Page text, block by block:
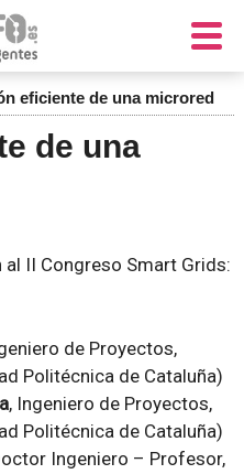
eficiente de una microred
de una
II Congreso Smart Grids:
de Proyectos,
Politécnica de Cataluña)
, Ingeniero de Proyectos,
Politécnica de Cataluña)
Ingeniero – Profesor,